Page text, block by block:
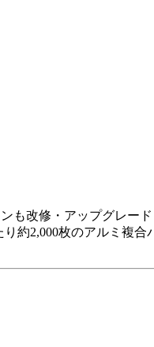
改修・アップグレー
約2,000枚のアルミ複合